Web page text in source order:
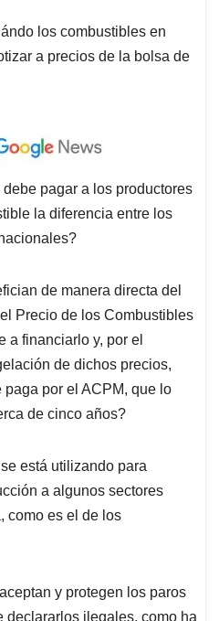
los combustibles en
a precios de la bolsa de
pagar a los productores
la diferencia entre los
de manera directa del
Precio de los Combustibles
a financiarlo y, por el
de dichos precios,
por el ACPM, que lo
de cinco años?
está utilizando para
a algunos sectores
como es el de los
y protegen los paros
declararlos ilegales, como ha